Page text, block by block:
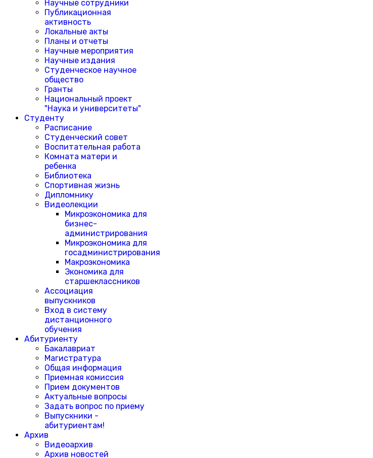
Научные сотрудники
Публикационная
активность
Локальные акты
Планы и отчеты
Научные мероприятия
Научные издания
Студенческое научное
общество
Гранты
Национальный проект
"Наука и университеты"
Студенту
Расписание
Студенческий совет
Воспитательная работа
Комната матери и
ребенка
Библиотека
Спортивная жизнь
Дипломнику
Видеолекции
Микроэкономика для
бизнес-
администрирования
Микроэкономика для
госадминистрирования
Макроэкономика
Экономика для
старшеклассников
Ассоциация
выпускников
Вход в систему
дистанционного
обучения
Абитуриенту
Бакалавриат
Магистратура
Общая информация
Приемная комиссия
Прием документов
Актуальные вопросы
Задать вопрос по приему
Выпускники -
абитуриентам!
Архив
Видеоархив
Архив новостей